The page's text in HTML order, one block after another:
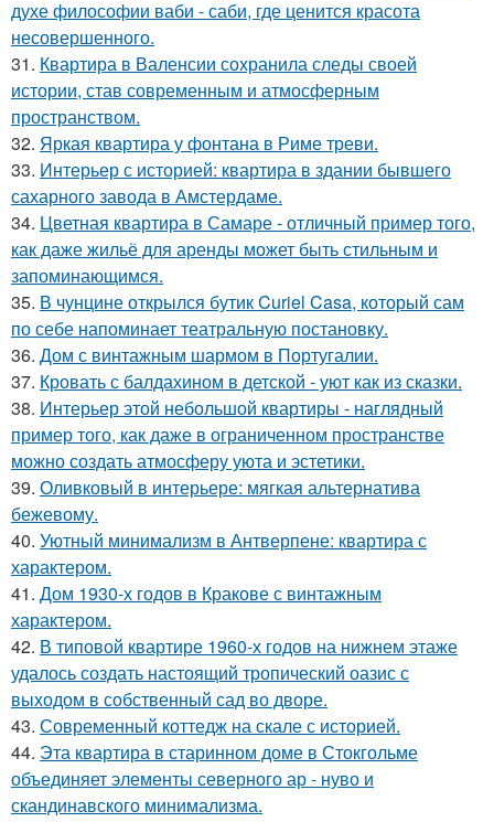
духе философии ваби - саби, где ценится красота
несовершенного.
31. Квартира в Валенсии сохранила следы своей
истории, став современным и атмосферным
пространством.
32. Яркая квартира у фонтана в Риме треви.
33. Интерьер с историей: квартира в здании бывшего
сахарного завода в Амстердаме.
34. Цветная квартира в Самаре - отличный пример того,
как даже жильё для аренды может быть стильным и
запоминающимся.
35. В чунцине открылся бутик Curiel Casa, который сам
по себе напоминает театральную постановку.
36. Дом с винтажным шармом в Португалии.
37. Кровать с балдахином в детской - уют как из сказки.
38. Интерьер этой небольшой квартиры - наглядный
пример того, как даже в ограниченном пространстве
можно создать атмосферу уюта и эстетики.
39. Оливковый в интерьере: мягкая альтернатива
бежевому.
40. Уютный минимализм в Антверпене: квартира с
характером.
41. Дом 1930-х годов в Кракове с винтажным
характером.
42. В типовой квартире 1960-х годов на нижнем этаже
удалось создать настоящий тропический оазис с
выходом в собственный сад во дворе.
43. Современный коттедж на скале с историей.
44. Эта квартира в старинном доме в Стокгольме
объединяет элементы северного ар - нуво и
скандинавского минимализма.